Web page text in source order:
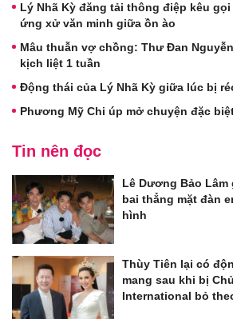
Lý Nhã Kỳ đăng tải thông điệp kêu
ứng xử văn minh giữa ồn ào
Mâu thuẫn vợ chồng: Thư Đan
kịch liệt 1 tuần
Động thái của Lý Nhã Kỳ giữa lúc bị
Phương Mỹ Chi úp mở chuyện đặc
Tin nên đọc
Lê Dương Bảo
bai thẳng mặt đàn
hình
Thùy Tiên lại có
mang sau khi bị
International bỏ